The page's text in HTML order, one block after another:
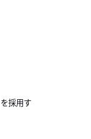
採用す